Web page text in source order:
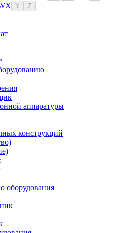
X Y Z
аппаратуры
конструкций
оборудования